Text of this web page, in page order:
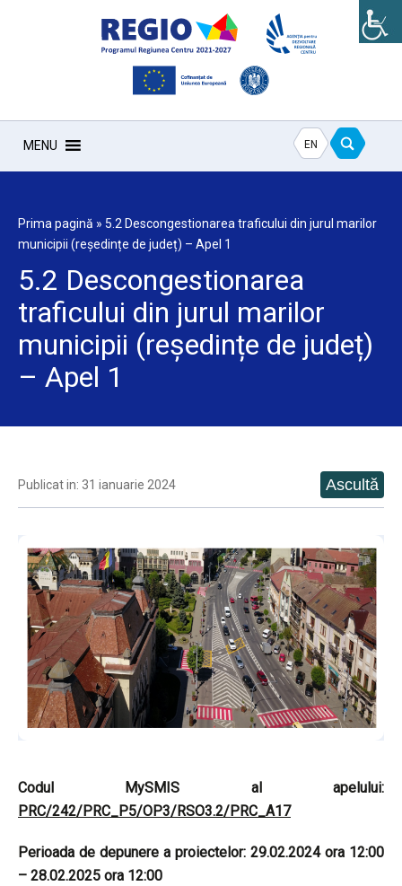
MENU EN
Prima pagină » 5.2 Descongestionarea traficului din jurul marilor
municipii (reședințe de județ) – Apel 1
5.2 Descongestionarea
traficului din jurul marilor
municipii (reședințe de județ)
– Apel 1
Publicat in: 31 ianuarie 2024
Codul MySMIS al apelului:
PRC/242/PRC_P5/OP3/RSO3.2/PRC_A17
Perioada de depunere a proiectelor: 29.02.2024 ora 12:00
– 28.02.2025 ora 12:00